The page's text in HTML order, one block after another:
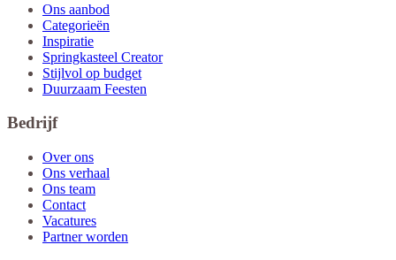
Ons aanbod
Categorieën
Inspiratie
Springkasteel Creator
Stijlvol op budget
Duurzaam Feesten
Bedrijf
Over ons
Ons verhaal
Ons team
Contact
Vacatures
Partner worden